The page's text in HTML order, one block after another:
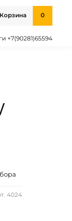
Корзина 0
+7(90281)65594
4024